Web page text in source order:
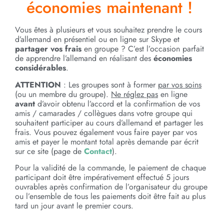
économies maintenant !
Vous êtes à plusieurs et vous souhaitez prendre le cours
d’allemand en présentiel ou en ligne sur Skype et
partager vos frais en groupe ? C’est l’occasion parfait
de apprendre l’allemand en réalisant des économies
considérables.
ATTENTION : Les groupes sont à former par vos soins
(ou un membre du groupe). Ne réglez pas en ligne
avant d’avoir obtenu l’accord et la confirmation de vos
amis / camarades / collègues dans votre groupe qui
souhaitent participer au cours d’allemand et partager les
frais. Vous pouvez également vous faire payer par vos
amis et payer le montant total après demande par écrit
sur ce site (page de Contact).
Pour la validité de la commande, le paiement de chaque
participant doit être impérativement effectué 5 jours
ouvrables après confirmation de l’organisateur du groupe
ou l’ensemble de tous les paiements doit être fait au plus
tard un jour avant le premier cours.